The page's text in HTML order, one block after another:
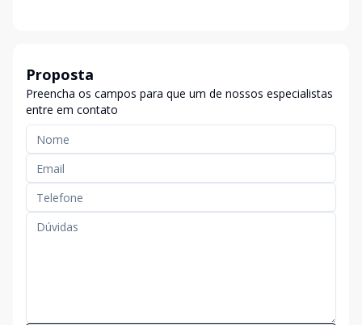
Proposta
Preencha os campos para que um de nossos especialistas
entre em contato